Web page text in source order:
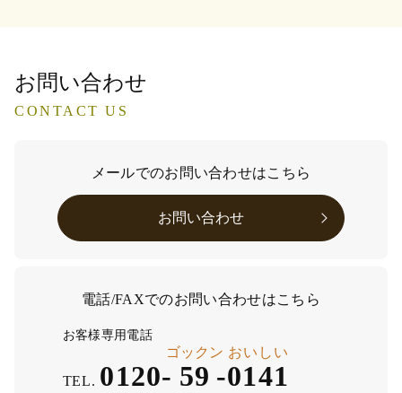
お問い合わせ
CONTACT US
メールでのお問い合わせはこちら
お問い合わせ
電話/FAXでのお問い合わせはこちら
お客様専用電話
TEL. 0120- 59
ゴックン
-0141
おいしい